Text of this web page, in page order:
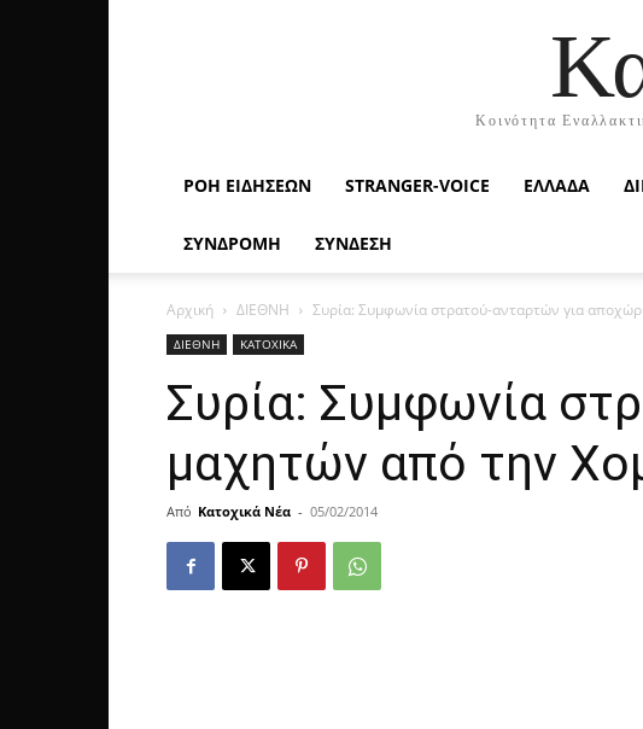
Κοινότητα
ΡΟΉ ΕΙΔΉΣΕΩΝ STRANGER-VOICE ΕΛΛΑΔΑ
ΣΥΝΔΡΟΜΗ ΣΥΝΔΕΣΗ
Αρχική ΔΙΕΘΝΗ Συρία: Συμφωνία στρατού-ανταρτών για
ΔΙΕΘΝΗ ΚΑΤΟΧΙΚΑ
Συρία: Συμφωνία
μαχητών από την
Από Κατοχικά Νέα - 05/02/2014